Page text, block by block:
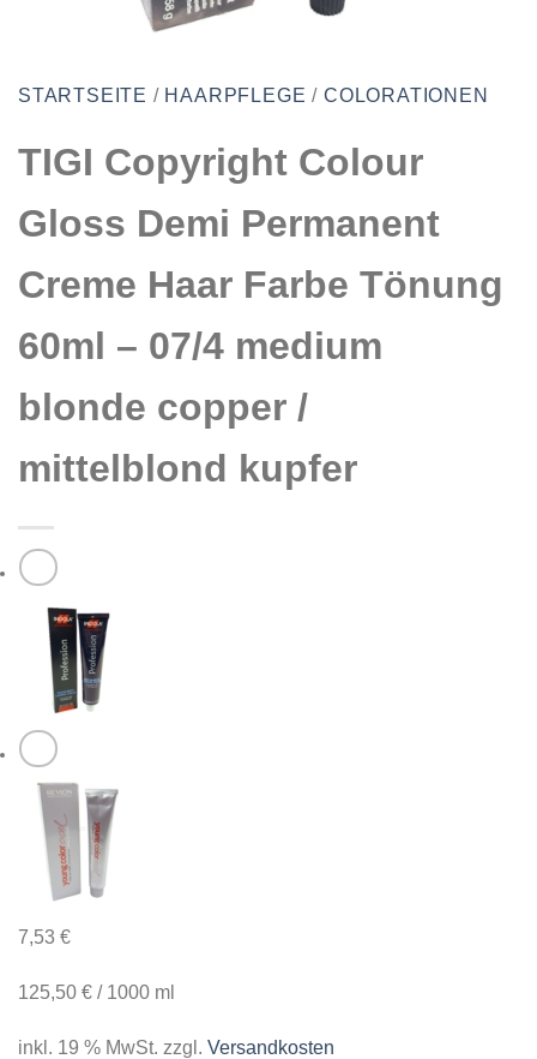
STARTSEITE / HAARPFLEGE / COLORATIONEN
TIGI Copyright Colour
Gloss Demi Permanent
Creme Haar Farbe Tönung
60ml – 07/4 medium
blonde copper /
mittelblond kupfer
7,53 €
125,50 € / 1000 ml
inkl. 19 % MwSt. zzgl. Versandkosten